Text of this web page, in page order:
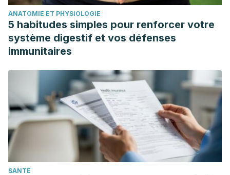
ANATOMIE ET PHYSIOLOGIE
5 habitudes simples pour renforcer votre
système digestif et vos défenses
immunitaires
SANTÉ